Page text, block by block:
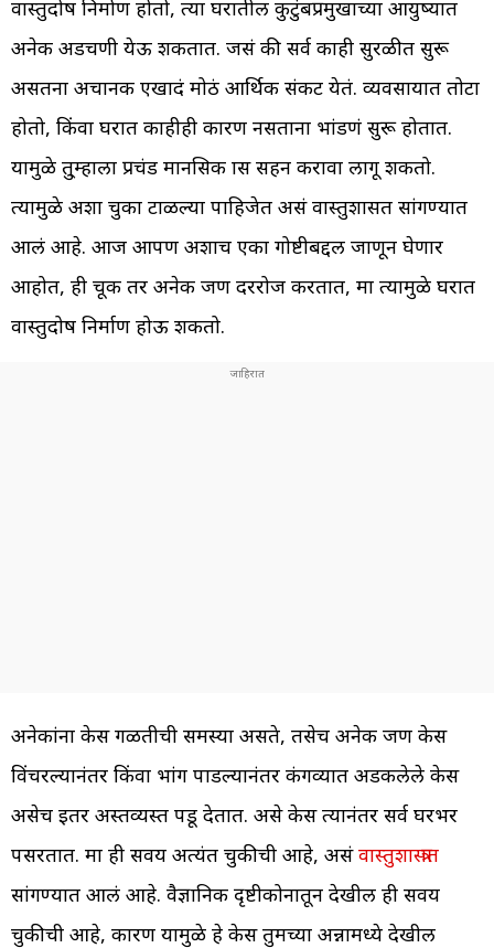
वास्तुदोष निर्माण होतो, त्या घरातील कुटुंबप्रमुखाच्या आयुष्यात
अनेक अडचणी येऊ शकतात. जसं की सर्व काही सुरळीत सुरू
असतना अचानक एखादं मोठं आर्थिक संकट येतं. व्यवसायात तोटा
होतो, किंवा घरात काहीही कारण नसताना भांडणं सुरू होतात.
यामुळे तु्म्हाला प्रचंड मानसिक त्रास सहन करावा लागू शकतो.
त्यामुळे अशा चुका टाळल्या पाहिजेत असं वास्तुशास्त्रात सांगण्यात
आलं आहे. आज आपण अशाच एका गोष्टीबद्दल जाणून घेणार
आहोत, ही चूक तर अनेक जण दररोज करतात, मात्र त्यामुळे घरात
वास्तुदोष निर्माण होऊ शकतो.
अनेकांना केस गळतीची समस्या असते, तसेच अनेक जण केस
विंचरल्यानंतर किंवा भांग पाडल्यानंतर कंगव्यात अडकलेले केस
असेच इतरत्र अस्तव्यस्त पडू देतात. असे केस त्यानंतर सर्व घरभर
पसरतात. मात्र ही सवय अत्यंत चुकीची आहे, असंवास्तुशास्त्रात
सांगण्यात आलं आहे. वैज्ञानिक दृष्टीकोनातून देखील ही सवय
चुकीची आहे, कारण यामुळे हे केस तुमच्या अन्नामध्ये देखील